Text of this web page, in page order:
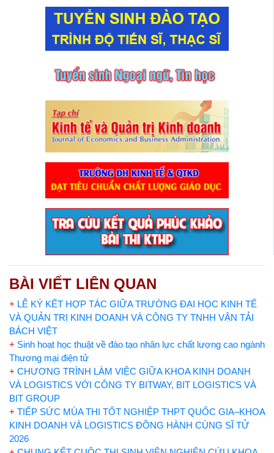
BÀI VIẾT LIÊN QUAN
+ LỄ KÝ KẾT HỢP TÁC GIỮA TRƯỜNG ĐẠI HỌC KINH TẾ
VÀ QUẢN TRỊ KINH DOANH VÀ CÔNG TY TNHH VẬN TẢI
BÁCH VIỆT
+ Sinh hoạt học thuật về đào tạo nhân lực chất lượng cao ngành
Thương mại điện tử
+ CHƯƠNG TRÌNH LÀM VIỆC GIỮA KHOA KINH DOANH
VÀ LOGISTICS VỚI CÔNG TY BITWAY, BIT LOGISTICS VÀ
BIT GROUP
+ TIẾP SỨC MÙA THI TỐT NGHIỆP THPT QUỐC GIA–KHOA
KINH DOANH VÀ LOGISTICS ĐỒNG HÀNH CÙNG SĨ TỬ
2026